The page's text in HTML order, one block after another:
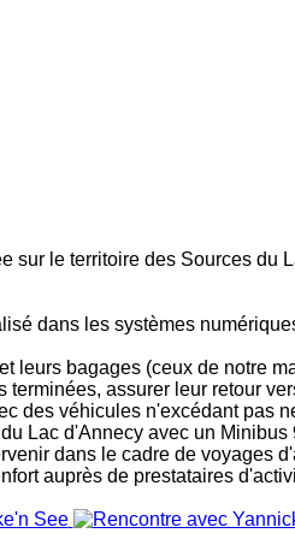
sur le territoire des Sources du
dans les systèmes
leurs bagages (ceux de notre
assurer leur retour
des véhicules n'excédant pas
Lac d'Annecy avec un
dans le cadre de voyages
auprès de prestataires